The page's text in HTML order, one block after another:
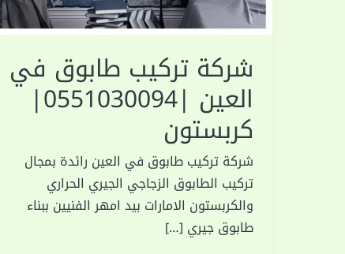
شركة تركيب طابوق في
العين |0551030094|
كربستون
شركة تركيب طابوق في العين رائدة بمجال
تركيب الطابوق الزجاجي الجيري الحراري
والكربستون الامارات بيد امهر الفنيين ببناء
طابوق جيري […]